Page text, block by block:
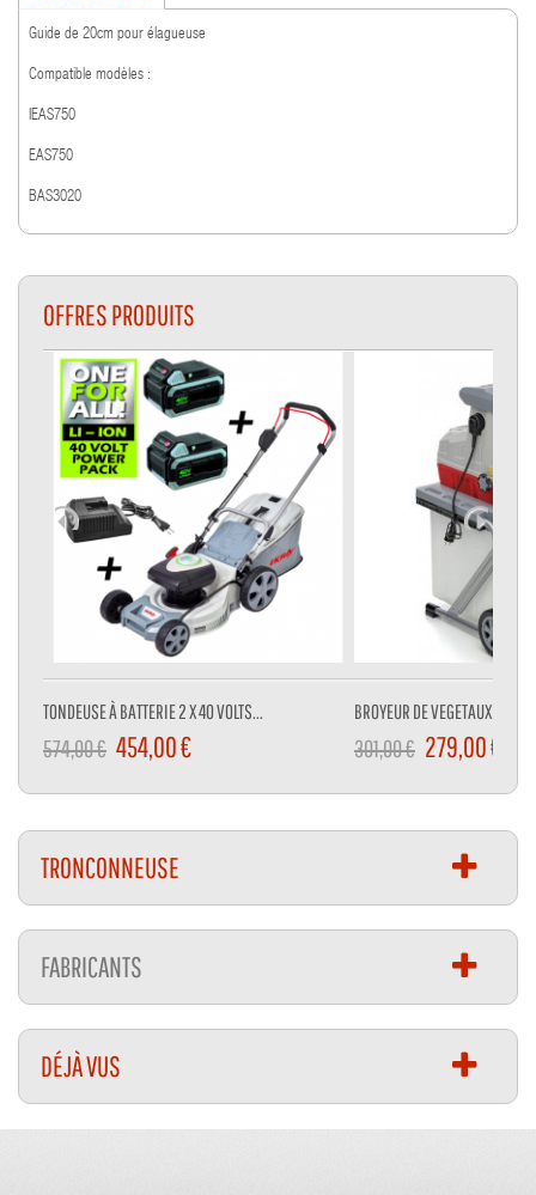
Guide de 20cm pour élagueuse
Compatible modèles :
IEAS750
EAS750
BAS3020
OFFRES PRODUITS
TONDEUSE À BATTERIE 2 X 40 VOLTS...
574,00 € 454,00 €
BROYEUR DE VEGETAUX 3000
301,00 € 279,00 €
TRONCONNEUSE
FABRICANTS
DÉJÀ VUS